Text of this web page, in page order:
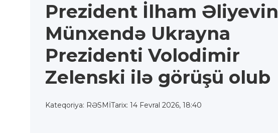
Prezident İlham Əliyevin
Münxendə Ukrayna
Prezidenti Volodimir
Zelenski ilə görüşü olub
Kateqoriya: RƏSMİTarix: 14 Fevral 2026, 18:40